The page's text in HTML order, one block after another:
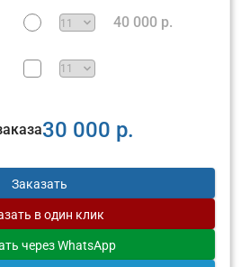
40 000 р.
30 000 р.
Заказать
в один клик
через WhatsApp